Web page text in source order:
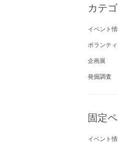
カテ
イベント
ボランテ
企画展
発掘調査
固定
イベント